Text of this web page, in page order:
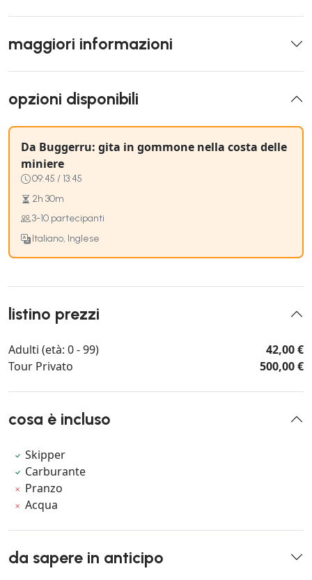
maggiori informazioni
opzioni disponibili
Da Buggerru: gita in gommone nella costa delle
miniere
09:45 / 13:45
2h 30m
3-10 partecipanti
Italiano, Inglese
listino prezzi
Adulti (età: 0 - 99)
42,00 €
Tour Privato
500,00 €
cosa è incluso
Skipper
Carburante
Pranzo
Acqua
da sapere in anticipo